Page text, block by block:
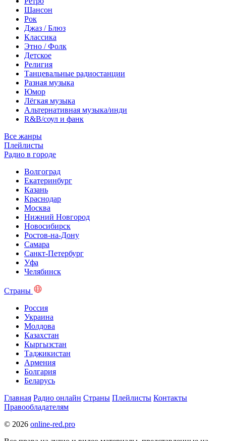
Шансон
Рок
Джаз / Блюз
Классика
Этно / Фолк
Детское
Религия
Танцевальные радиостанции
Разная музыка
Юмор
Лёгкая музыка
Альтернативная музыка/инди
R&B/cоул и фанк
Все жанры
Плейлисты
Радио в городе
Волгоград
Екатеринбург
Казань
Краснодар
Москва
Нижний Новгород
Новосибирск
Ростов-на-Дону
Самара
Санкт-Петербург
Уфа
Челябинск
Страны
Россия
Украина
Молдова
Казахстан
Кыргызстан
Таджикистан
Армения
Болгария
Беларусь
Главная Радио онлайн Страны Плейлисты Контакты
Правообладателям
© 2026 online-red.pro